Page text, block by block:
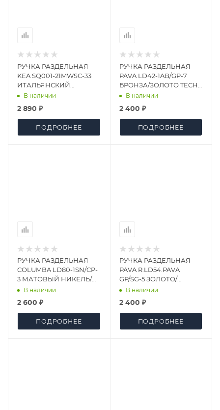
РУЧКА РАЗДЕЛЬНАЯ
KEA SQ001-21MWSC-33
ИТАЛЬЯНСКИЙ
ТИСНЕНЫЙ
В наличии
2 890 ₽
ПОДРОБНЕЕ
РУЧКА РАЗДЕЛЬНАЯ
PAVA LD42-1AB/GP-7
БРОНЗА/ЗОЛОТО TECH
(КВ. 8х140)
В наличии
2 400 ₽
ПОДРОБНЕЕ
РУЧКА РАЗДЕЛЬНАЯ
COLUMBA LD80-1SN/CP-
3 МАТОВЫЙ НИКЕЛЬ/
ХРОМ
В наличии
2 600 ₽
ПОДРОБНЕЕ
РУЧКА РАЗДЕЛЬНАЯ
PAVA R.LD54.PAVA
GP/SG-5 ЗОЛОТО/
МАТОВОЕ ЗОЛОТО
В наличии
2 400 ₽
ПОДРОБНЕЕ